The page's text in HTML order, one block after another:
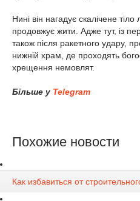
Нині він нагадує скалічене
продовжує жити. Адже тут, із
також після ракетного удару,
нижній храм, де проходять
хрещення немовлят.
Більше у Telegram
Похожие новости
Как избавиться от